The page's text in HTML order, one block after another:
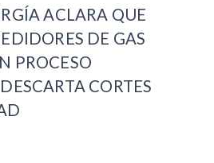
ACLARA QUE
DE GAS
PROCESO
CORTES